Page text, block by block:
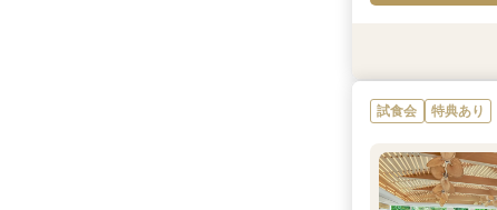
試食会 特典あり